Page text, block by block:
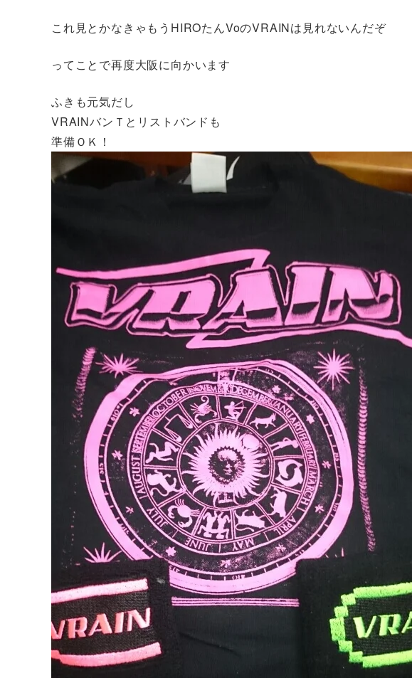
これ見とかなきゃもうHIROたんVoのVRAINは見れないんだぞ
ってことで再度大阪に向かいます
ふきも元気だし
VRAINバンＴとリストバンドも
準備ＯＫ！